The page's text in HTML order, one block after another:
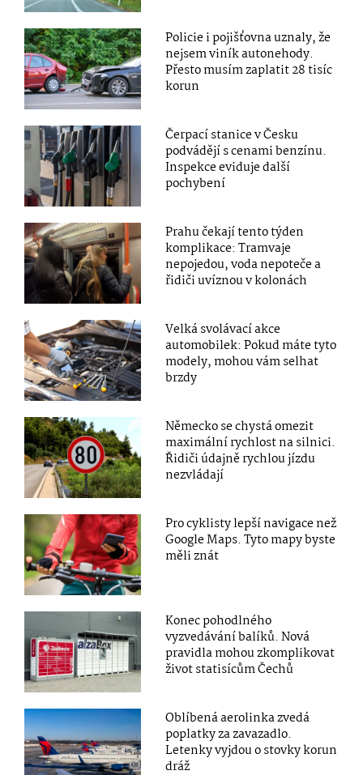
Policie i pojišťovna uznaly, že
nejsem viník autonehody.
Přesto musím zaplatit 28 tisíc
korun
Čerpací stanice v Česku
podvádějí s cenami benzínu.
Inspekce eviduje další
pochybení
Prahu čekají tento týden
komplikace: Tramvaje
nepojedou, voda nepoteče a
řidiči uvíznou v kolonách
Velká svolávací akce
automobilek: Pokud máte tyto
modely, mohou vám selhat
brzdy
Německo se chystá omezit
maximální rychlost na silnici.
Řidiči údajně rychlou jízdu
nezvládají
Pro cyklisty lepší navigace než
Google Maps. Tyto mapy byste
měli znát
Konec pohodlného
vyzvedávání balíků. Nová
pravidla mohou zkomplikovat
život statisícům Čechů
Oblíbená aerolinka zvedá
poplatky za zavazadlo.
Letenky vyjdou o stovky korun
dráž